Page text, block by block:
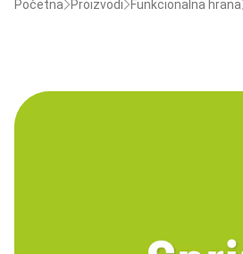
Početna Proizvodi Funkcionalna hrana